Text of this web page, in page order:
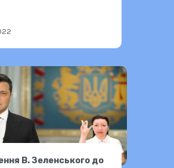
В. Зеленського до